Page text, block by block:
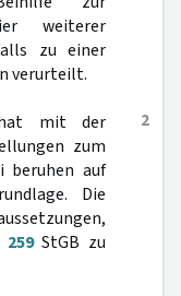
weiterer
zu einer
verurteilt.
2
hat mit der
zum
beruhen auf
Die
259StGB zu